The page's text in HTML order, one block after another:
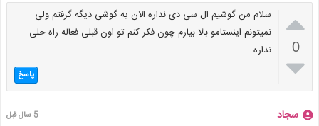

0

سلام من گوشیم ال سی دی نداره الان یه گوشی دیگه گرفتم ولی
نمیتونم اینستامو بالا بیارم چون فکر کنم تو اون قبلی فعاله.راه حلی
نداره
پاسخ
سجاد 5 سال قبل